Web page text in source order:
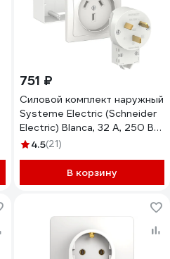
751 ₽
Силовой комплект наружный
Systeme Electric (Schneider
Electric) Blanca, 32 А, 250 В
BLNSK003231
4.5(21)
В корзину